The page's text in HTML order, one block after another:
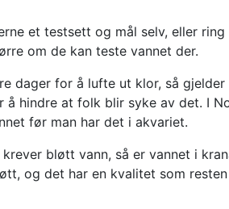
et testsett og mål selv, eller
om de kan teste vannet der.
dager for å lufte ut klor, så
hindre at folk blir syke av det. I
før man har det i akvariet.
bløtt vann, så er vannet i
og det har en kvalitet som